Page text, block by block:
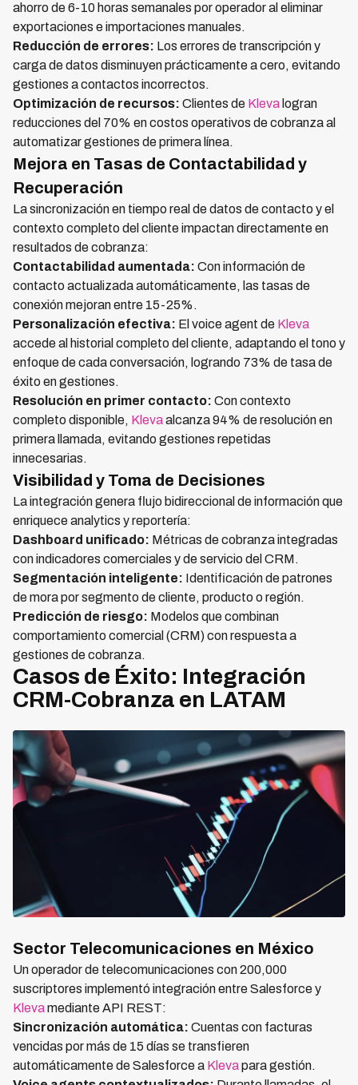
ahorro de 6-10 horas semanales por operador al eliminar
exportaciones e importaciones manuales.
Reducción de errores: Los errores de transcripción y
carga de datos disminuyen prácticamente a cero, evitando
gestiones a contactos incorrectos.
Optimización de recursos: Clientes de Kleva logran
reducciones del 70% en costos operativos de cobranza al
automatizar gestiones de primera línea.
Mejora en Tasas de Contactabilidad y
Recuperación
La sincronización en tiempo real de datos de contacto y el
contexto completo del cliente impactan directamente en
resultados de cobranza:
Contactabilidad aumentada: Con información de
contacto actualizada automáticamente, las tasas de
conexión mejoran entre 15-25%.
Personalización efectiva: El voice agent de Kleva
accede al historial completo del cliente, adaptando el tono y
enfoque de cada conversación, logrando 73% de tasa de
éxito en gestiones.
Resolución en primer contacto: Con contexto
completo disponible, Klevaalcanza 94% de resolución en
primera llamada, evitando gestiones repetidas
innecesarias.
Visibilidad y Toma de Decisiones
La integración genera flujo bidireccional de información que
enriquece analytics y reportería:
Dashboard unificado: Métricas de cobranza integradas
con indicadores comerciales y de servicio del CRM.
Segmentación inteligente: Identificación de patrones
de mora por segmento de cliente, producto o región.
Predicción de riesgo: Modelos que combinan
comportamiento comercial (CRM) con respuesta a
gestiones de cobranza.
Casos de Éxito: Integración
CRM-Cobranza en LATAM
Sector Telecomunicaciones en México
Un operador de telecomunicaciones con 200,000
suscriptores implementó integración entre Salesforce y
Klevamediante API REST:
Sincronización automática: Cuentas con facturas
vencidas por más de 15 días se transfieren
automáticamente de Salesforce a Klevapara gestión.